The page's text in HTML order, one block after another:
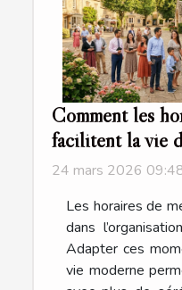
Comment les
facilitent la vie
24 mars 2026
Les horaires de
dans
Adapter ces
vie moderne